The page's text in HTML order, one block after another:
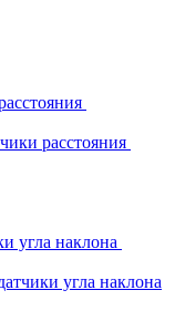
расстояния
угла наклона
угла наклона